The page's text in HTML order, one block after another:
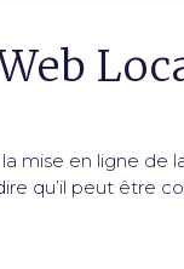
mise en ligne
qu’il peut être